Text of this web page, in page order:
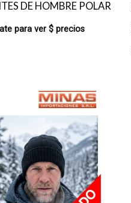
DE HOMBRE POLAR
para ver $ precios